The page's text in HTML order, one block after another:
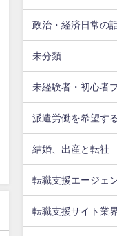
政治・経済日常の
未分類
未経験者・初心者
派遣労働を希望す
結婚、出産と転社
転職支援エージェ
転職支援サイト業